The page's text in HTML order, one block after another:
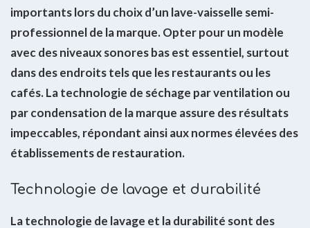
importants lors du choix d’un lave-vaisselle semi-
professionnel de la marque. Opter pour un modèle
avec des niveaux sonores bas est essentiel, surtout
dans des endroits tels que les restaurants ou les
cafés. La technologie de séchage par ventilation ou
par condensation de la marque assure des résultats
impeccables, répondant ainsi aux normes élevées des
établissements de restauration.
Technologie de lavage et durabilité
La technologie de lavage et la durabilité sont des